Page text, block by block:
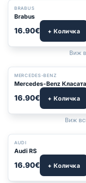
BRABUS
Brabus
16.90€ + Количка
Виж
БЕСТСЕЛЪР
MERCEDES-BENZ
Mercedes-Benz
16.90€ + Количка
Виж
БЕСТСЕЛЪР
AUDI
Audi RS
16.90€ + Количка